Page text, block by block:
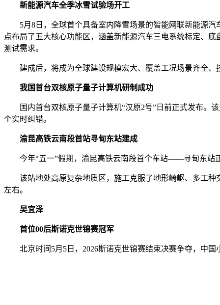
新能源汽车全季冰雪试验场开工
5月8日，全球首个具备室内降雪场景的智能网联新能源汽
点布局了五大核心功能区，涵盖新能源汽车三电系统标定、
测试需求。
建成后，将成为全球建设规模宏大、覆盖工况场景齐全、
我国首台双核原子量子计算机研制成功
国内首台双核原子量子计算机“汉原2号”日前正式发布。该
个实时纠错。
渝昆高铁云南段首站寻甸东站建成
今年“五一”假期，渝昆高铁云南段首个车站——寻甸东站
该站地处高原复杂地质区，施工克服了地形崎岖、多工种
左右。
吴宜泽
首位00后斯诺克世锦赛冠军
北京时间5月5日，2026斯诺克世锦赛结束决赛争夺，中国